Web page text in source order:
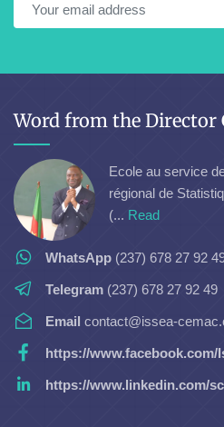
Word from the Director
Ecole au service
régional de
(... Read
WhatsApp (237) 678 27 92
Telegram (237) 678 27 92 49
Email contact@issea-
https://www.facebook.com/
https://www.linkedin.com/